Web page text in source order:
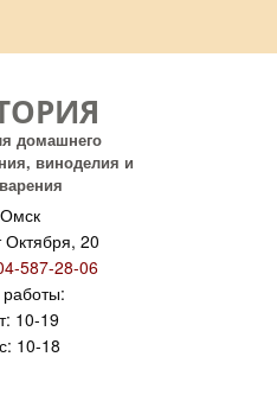
домашнего
виноделия и
Октября, 20
587-28-06
10-19
10-18